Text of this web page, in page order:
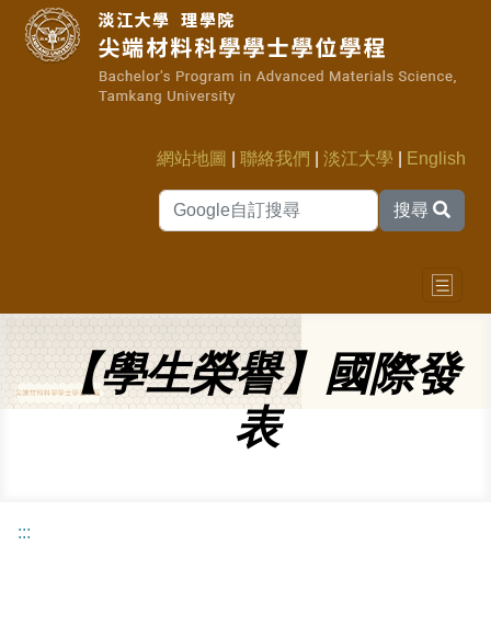
網站地圖 |聯絡我們 |淡江大學 English
搜尋
【學生榮譽】國際發
表
:::